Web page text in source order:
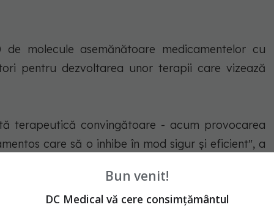
molecule asemănătoare medicamentelor cu
pentru dezvoltarea unor terapii care vizează
terapeutică convingătoare - acum provocarea
care să o inhibe în mod sigur şi eficient", a
celule sanatoase
Bun venit!
DC Medical vă cere consimțământul